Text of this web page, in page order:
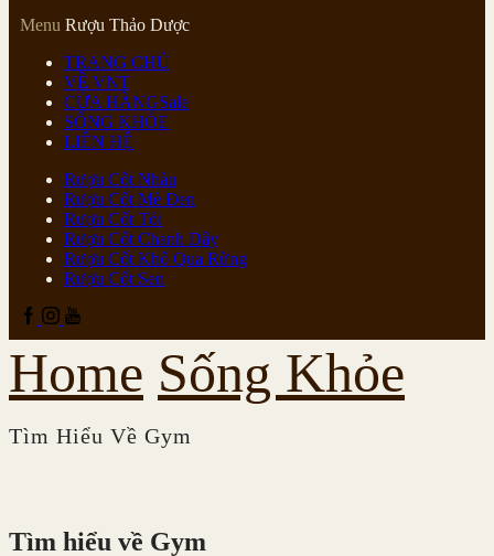
Menu Rượu Thảo Dược
TRANG CHỦ
VỀ VNT
CỬA HÀNGSale
SỐNG KHỎE
LIÊN HỆ
Rượu Cốt Nhàu
Rượu Cốt Mè Đen
Rượu Cốt Tỏi
Rượu Cốt Chanh Dây
Rượu Cốt Khổ Qua Rừng
Rượu Cốt Sen
Home Sống Khỏe
Tìm Hiểu Về Gym
Tìm hiểu về Gym